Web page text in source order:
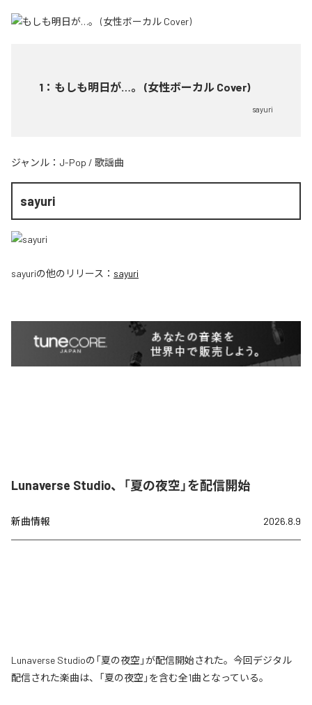
1 ： もしも明日が…。 (女性ボーカル Cover)
sayuri
ジャンル： J-Pop / 歌謡曲
sayuri
sayuriの他のリリース： sayuri
Lunaverse Studio、「夏の夜空」を配信開始
新曲情報 2026.8.9
Lunaverse Studioの「夏の夜空」が配信開始された。今回デジタル
配信された楽曲は、「夏の夜空」を含む全1曲となっている。